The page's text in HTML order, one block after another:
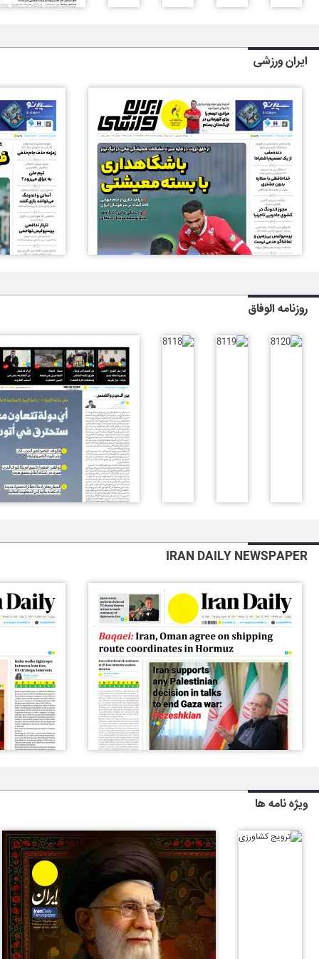
ایران ورزشی
روزنامه الوفاق
IRAN DAILY NEWSPAPER
ویژه نامه ها